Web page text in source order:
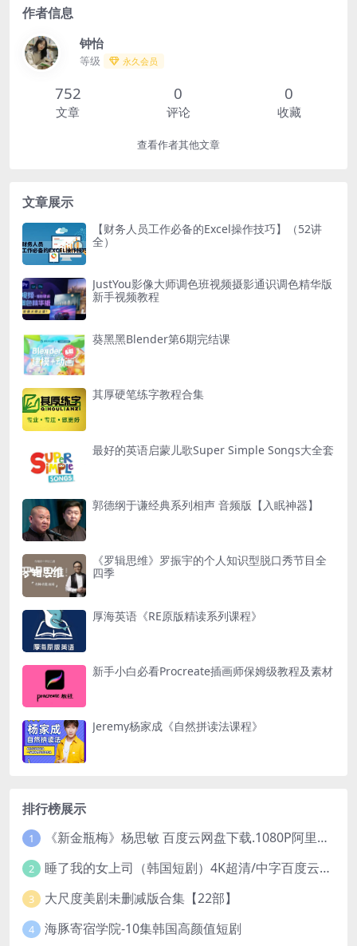
作者信息
钟怡
等级 永久会员
752
文章
0
评论
0
收藏
查看作者其他文章
文章展示
【财务人员工作必备的Excel操作技巧】（52讲
全）
JustYou影像大师调色班视频摄影通识调色精华版
新手视频教程
葵黑黑Blender第6期完结课
其厚硬笔练字教程合集
最好的英语启蒙儿歌Super Simple Songs大全套
郭德纲于谦经典系列相声 音频版【入眠神器】
《罗辑思维》罗振宇的个人知识型脱口秀节目全
四季
厚海英语《RE原版精读系列课程》
新手小白必看Procreate插画师保姆级教程及素材
Jeremy杨家成《自然拼读法课程》
排行榜展示
1 《新金瓶梅》杨思敏 百度云网盘下载.1080P阿里下载.国语中字.(1996)
2 睡了我的女上司（韩国短剧）4K超清/中字百度云网盘下载
3 大尺度美剧未删减版合集【22部】
4 海豚寄宿学院-10集韩国高颜值短剧